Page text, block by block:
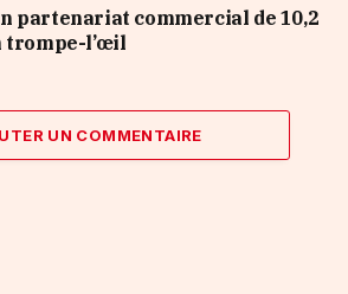
partenariat commercial de 10,2
trompe-l’œil
UN COMMENTAIRE